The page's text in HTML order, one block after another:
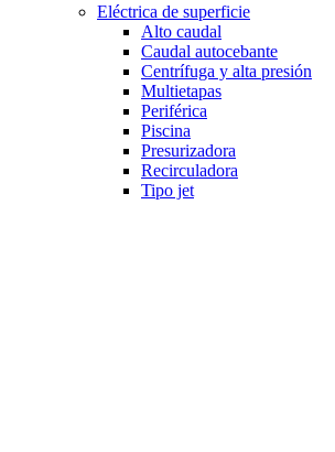
Eléctrica de superficie
Alto caudal
Caudal autocebante
Centrífuga y alta presión
Multietapas
Periférica
Piscina
Presurizadora
Recirculadora
Tipo jet